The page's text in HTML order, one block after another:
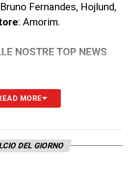
Fernandes, Hojlund,
: Amorim.
NOSTRE TOP NEWS
MORE
DEL GIORNO